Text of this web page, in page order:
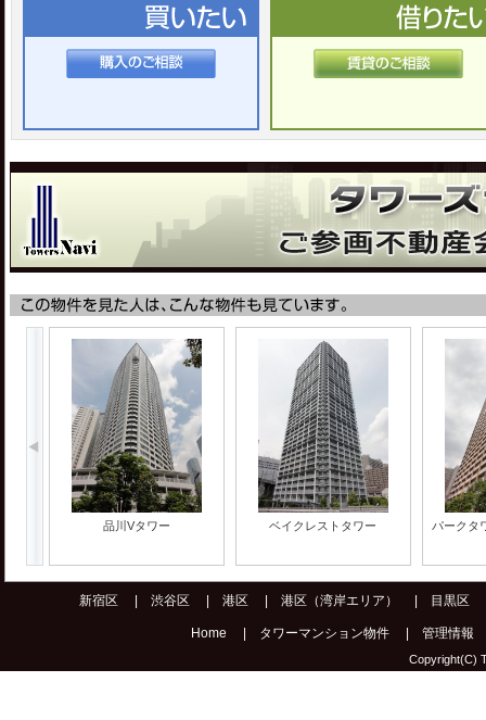
品川Vタワー ベイクレストタワー パークタ
新宿区 渋谷区 港区 港区（湾岸エリア） 目黒区
Home タワーマンション物件 |管理情報
Copyright(C)